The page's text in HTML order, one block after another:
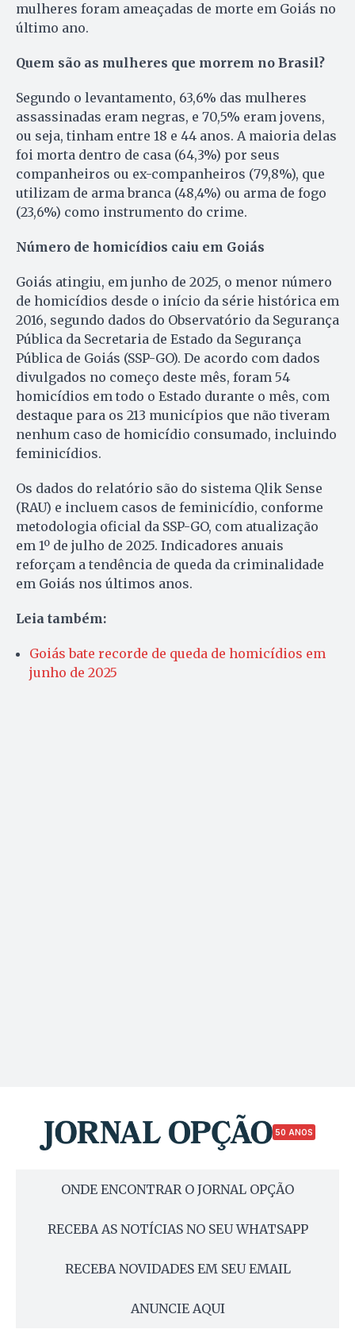
mulheres foram ameaçadas de morte em Goiás no
último ano.
Quem são as mulheres que morrem no Brasil?
Segundo o levantamento, 63,6% das mulheres
assassinadas eram negras, e 70,5% eram jovens,
ou seja, tinham entre 18 e 44 anos. A maioria delas
foi morta dentro de casa (64,3%) por seus
companheiros ou ex-companheiros (79,8%), que
utilizam de arma branca (48,4%) ou arma de fogo
(23,6%) como instrumento do crime.
Número de homicídios caiu em Goiás
Goiás atingiu, em junho de 2025, o menor número
de homicídios desde o início da série histórica em
2016, segundo dados do Observatório da Segurança
Pública da Secretaria de Estado da Segurança
Pública de Goiás (SSP-GO). De acordo com dados
divulgados no começo deste mês, foram 54
homicídios em todo o Estado durante o mês, com
destaque para os 213 municípios que não tiveram
nenhum caso de homicídio consumado, incluindo
feminicídios.
Os dados do relatório são do sistema Qlik Sense
(RAU) e incluem casos de feminicídio, conforme
metodologia oficial da SSP-GO, com atualização
em 1º de julho de 2025. Indicadores anuais
reforçam a tendência de queda da criminalidade
em Goiás nos últimos anos.
Leia também:
Goiás bate recorde de queda de homicídios em
junho de 2025
50 ANOS
ONDE ENCONTRAR O JORNAL OPÇÃO
RECEBA AS NOTÍCIAS NO SEU WHATSAPP
RECEBA NOVIDADES EM SEU EMAIL
ANUNCIE AQUI